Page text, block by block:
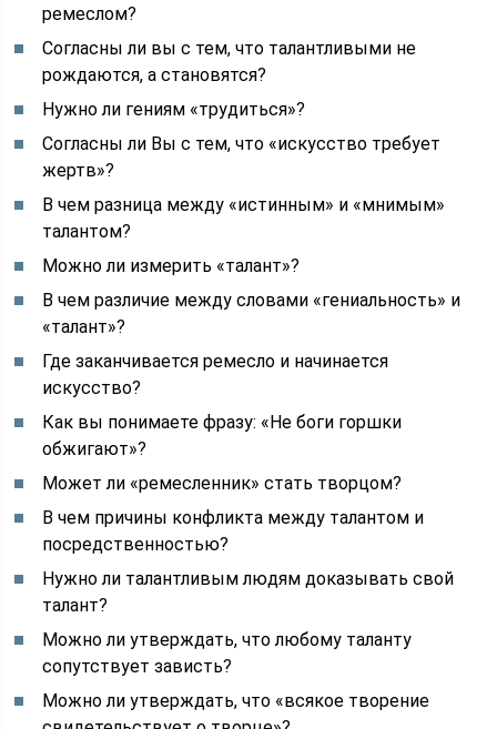
ремеслом?
Согласны ли вы с тем, что талантливыми не
рождаются, а становятся?
Нужно ли гениям «трудиться»?
Согласны ли Вы с тем, что «искусство требует
жертв»?
В чем разница между «истинным» и «мнимым»
талантом?
Можно ли измерить «талант»?
В чем различие между словами «гениальность» и
«талант»?
Где заканчивается ремесло и начинается
искусство?
Как вы понимаете фразу: «Не боги горшки
обжигают»?
Может ли «ремесленник» стать творцом?
В чем причины конфликта между талантом и
посредственностью?
Нужно ли талантливым людям доказывать свой
талант?
Можно ли утверждать, что любому таланту
сопутствует зависть?
Можно ли утверждать, что «всякое творение